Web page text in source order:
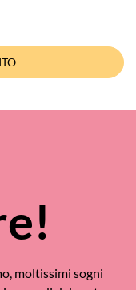
moltissimi sogni